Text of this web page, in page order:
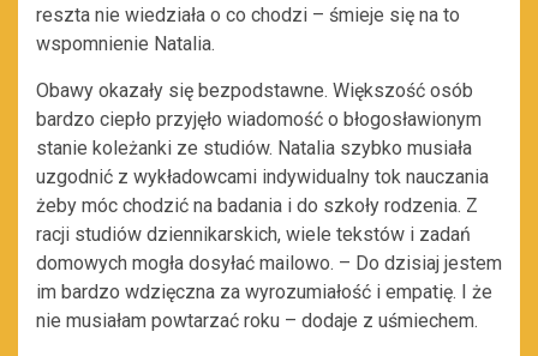
reszta nie wiedziała o co chodzi – śmieje się na to
wspomnienie Natalia.
Obawy okazały się bezpodstawne. Większość osób
bardzo ciepło przyjęło wiadomość o błogosławionym
stanie koleżanki ze studiów. Natalia szybko musiała
uzgodnić z wykładowcami indywidualny tok nauczania
żeby móc chodzić na badania i do szkoły rodzenia. Z
racji studiów dziennikarskich, wiele tekstów i zadań
domowych mogła dosyłać mailowo. – Do dzisiaj jestem
im bardzo wdzięczna za wyrozumiałość i empatię. I że
nie musiałam powtarzać roku – dodaje z uśmiechem.